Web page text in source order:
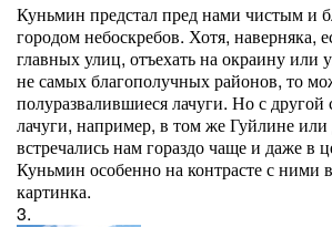
Куньмин предстал пред нами чистым и
городом небоскребов. Хотя, наверняка,
главных улиц, отъехать на окраину или
не самых благополучных районов, то
полуразвалившиеся лачуги. Но с
лачуги, например, в том же Гуйлине
встречались нам гораздо чаще и даже в
Куньмин особенно на контрасте с ними
картинка.
3.